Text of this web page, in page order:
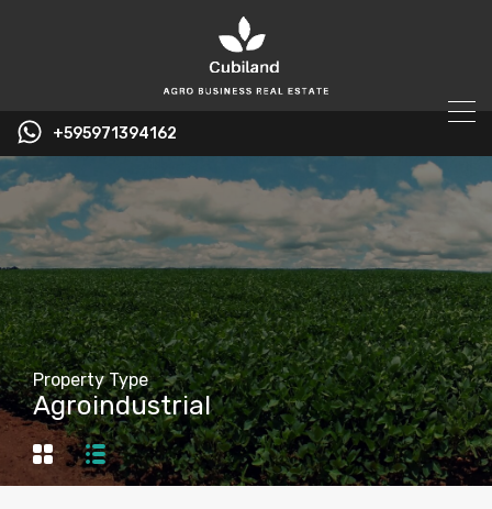
+595971394162
Property Type
Agroindustrial